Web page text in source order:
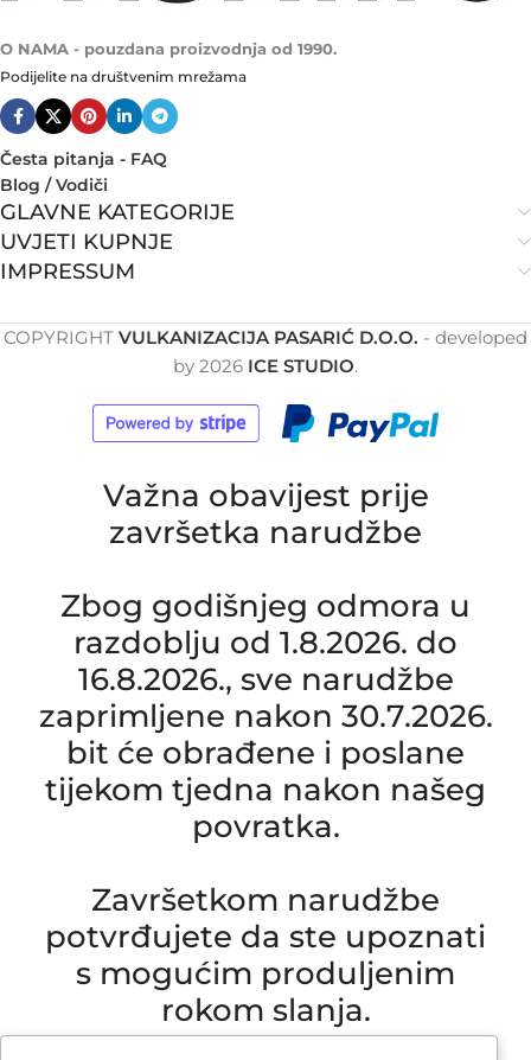
O NAMA - pouzdana proizvodnja od 1990.
Podijelite na društvenim mrežama
Česta pitanja - FAQ
Blog / Vodiči
GLAVNE KATEGORIJE
UVJETI KUPNJE
IMPRESSUM
COPYRIGHT VULKANIZACIJA PASARIĆ D.O.O. - developed
by 2026 ICE STUDIO.
Važna obavijest prije
završetka narudžbe
Zbog godišnjeg odmora u
razdoblju od 1.8.2026. do
16.8.2026., sve narudžbe
zaprimljene nakon 30.7.2026.
bit će obrađene i poslane
tijekom tjedna nakon našeg
povratka.
Završetkom narudžbe
potvrđujete da ste upoznati
s mogućim produljenim
rokom slanja.